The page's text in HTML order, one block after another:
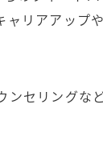
ャリアアップや
ンセリングな